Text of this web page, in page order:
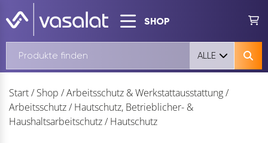
SHOP
ALLE
Start/ Shop /Arbeitsschutz & Werkstattausstattung/
Arbeitsschutz/ Hautschutz, Betrieblicher- &
Haushaltsarbeitschutz/ Hautschutz